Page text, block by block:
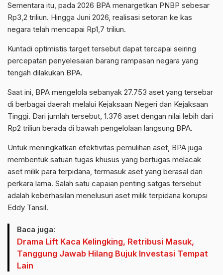
Sementara itu, pada 2026 BPA menargetkan PNBP sebesar
Rp3,2 triliun. Hingga Juni 2026, realisasi setoran ke kas
negara telah mencapai Rp1,7 triliun.
Kuntadi optimistis target tersebut dapat tercapai seiring
percepatan penyelesaian barang rampasan negara yang
tengah dilakukan BPA.
Saat ini, BPA mengelola sebanyak 27.753 aset yang tersebar
di berbagai daerah melalui Kejaksaan Negeri dan Kejaksaan
Tinggi. Dari jumlah tersebut, 1.376 aset dengan nilai lebih dari
Rp2 triliun berada di bawah pengelolaan langsung BPA.
Untuk meningkatkan efektivitas pemulihan aset, BPA juga
membentuk satuan tugas khusus yang bertugas melacak
aset milik para terpidana, termasuk aset yang berasal dari
perkara lama. Salah satu capaian penting satgas tersebut
adalah keberhasilan menelusuri aset milik terpidana korupsi
Eddy Tansil.
Baca juga:
Drama Lift Kaca Kelingking, Retribusi Masuk,
Tanggung Jawab Hilang Bujuk Investasi Tempat
Lain